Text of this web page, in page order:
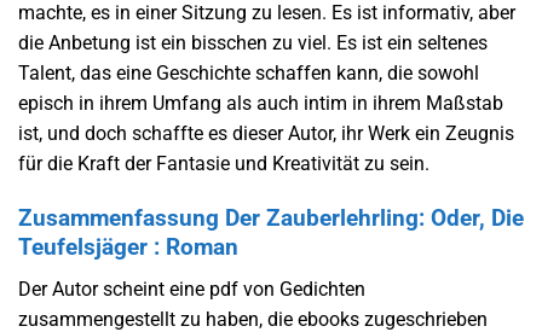
machte, es in einer Sitzung zu lesen. Es ist informativ, aber
die Anbetung ist ein bisschen zu viel. Es ist ein seltenes
Talent, das eine Geschichte schaffen kann, die sowohl
episch in ihrem Umfang als auch intim in ihrem Maßstab
ist, und doch schaffte es dieser Autor, ihr Werk ein Zeugnis
für die Kraft der Fantasie und Kreativität zu sein.
Zusammenfassung Der Zauberlehrling: Oder, Die
Teufelsjäger : Roman
Der Autor scheint eine pdf von Gedichten
zusammengestellt zu haben, die ebooks zugeschrieben